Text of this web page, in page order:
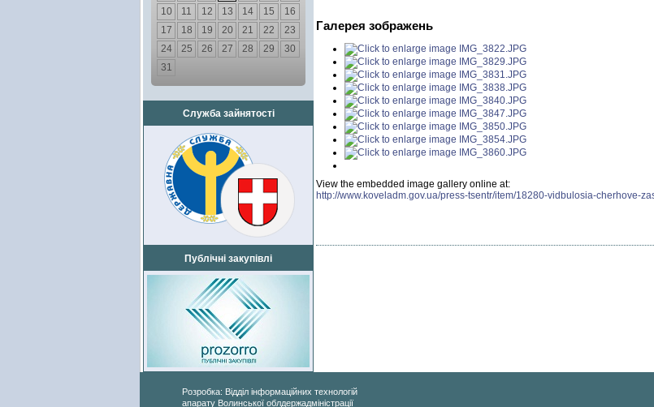
10
11 12 13 14 15
16
17
18 19 20 21 22
23
24
25 26 27 28 29
30
31
Служба зайнятості
Публічні закупівлі
Галерея зображень
View the embedded image gallery online at:
http://www.koveladm.gov.ua/press-tsentr/item/18280-vidbulosia-
Розробка: Відділ інформаційних технологій
апарату Волинської облдержадміністрації